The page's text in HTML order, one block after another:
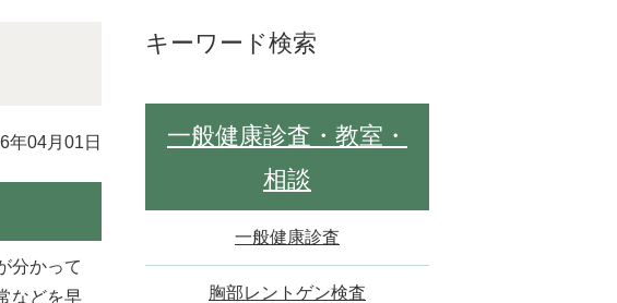
年04月01日
分かって
などを早
キーワード検索
一般健康診査・教室・
相談
一般健康診査
胸部レントゲン検査